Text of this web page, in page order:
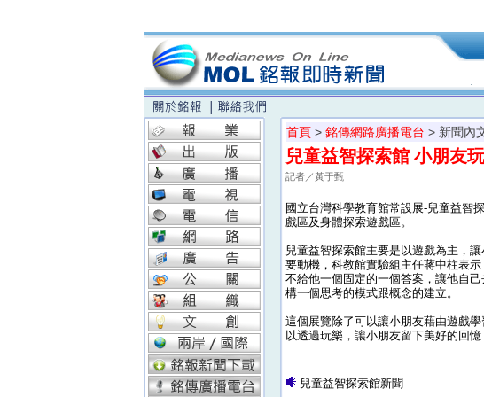
首頁 > 銘傳網路廣播電台 > 新聞內
兒童益智探索館 小朋友
記者／黃于甄
國立台灣科學教育館常設展-兒童益智
戲區及身體探索遊戲區。
兒童益智探索館主要是以遊戲為主，
要動機，科教館實驗組主任蔣中柱表
不給他一個固定的一個答案，讓他自
構一個思考的模式跟概念的建立。
這個展覽除了可以讓小朋友藉由遊戲
以透過玩樂，讓小朋友留下美好的回
兒童益智探索館新聞